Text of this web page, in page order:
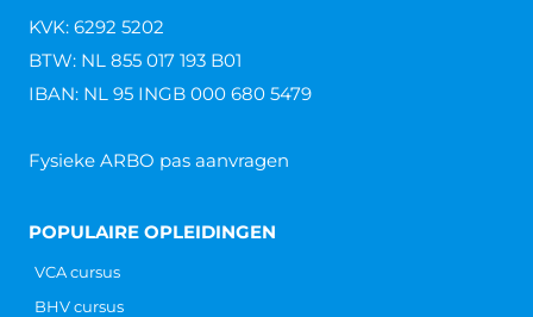
KVK: 6292 5202
BTW: NL 855 017 193 B01
IBAN: NL 95 INGB 000 680 5479
Fysieke ARBO pas aanvragen
POPULAIRE OPLEIDINGEN
VCA cursus
BHV cursus